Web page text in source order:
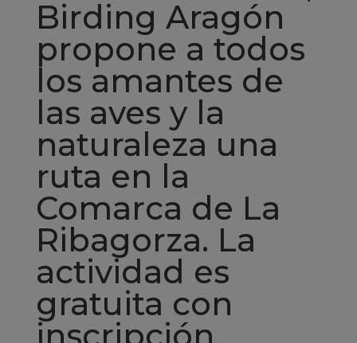
Birding Aragón
propone a todos
los amantes de
las aves y la
naturaleza una
ruta en la
Comarca de La
Ribagorza. La
actividad es
gratuita con